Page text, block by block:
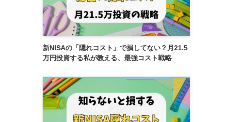
新NISAの「隠れコスト」で損してない？月21.5
万円投資する私が教える、最強コスト戦略